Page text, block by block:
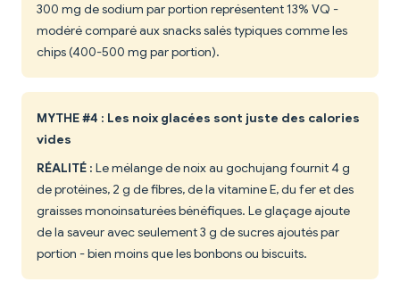
300 mg de sodium par portion représentent 13% VQ -
modéré comparé aux snacks salés typiques comme les
chips (400-500 mg par portion).
MYTHE #4 : Les noix glacées sont juste des calories
vides
RÉALITÉ : Le mélange de noix au gochujang fournit 4 g
de protéines, 2 g de fibres, de la vitamine E, du fer et des
graisses monoinsaturées bénéfiques. Le glaçage ajoute
de la saveur avec seulement 3 g de sucres ajoutés par
portion - bien moins que les bonbons ou biscuits.